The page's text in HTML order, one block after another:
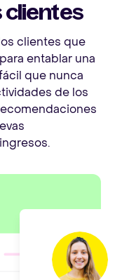
clientes
clientes que
entablar una
que nunca
de los